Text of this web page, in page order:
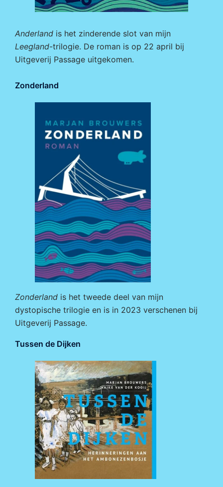
Anderland is het zinderende slot van mijn
Leegland-trilogie. De roman is op 22 april bij
Uitgeverij Passage uitgekomen.
Zonderland
Zonderland is het tweede deel van mijn
dystopische trilogie en is in 2023 verschenen bij
Uitgeverij Passage.
Tussen de Dijken